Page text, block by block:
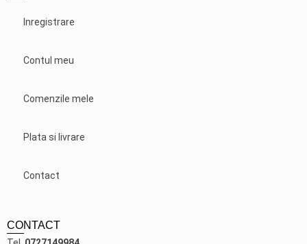
Inregistrare
Contul meu
Comenzile mele
Plata si livrare
Contact
CONTACT